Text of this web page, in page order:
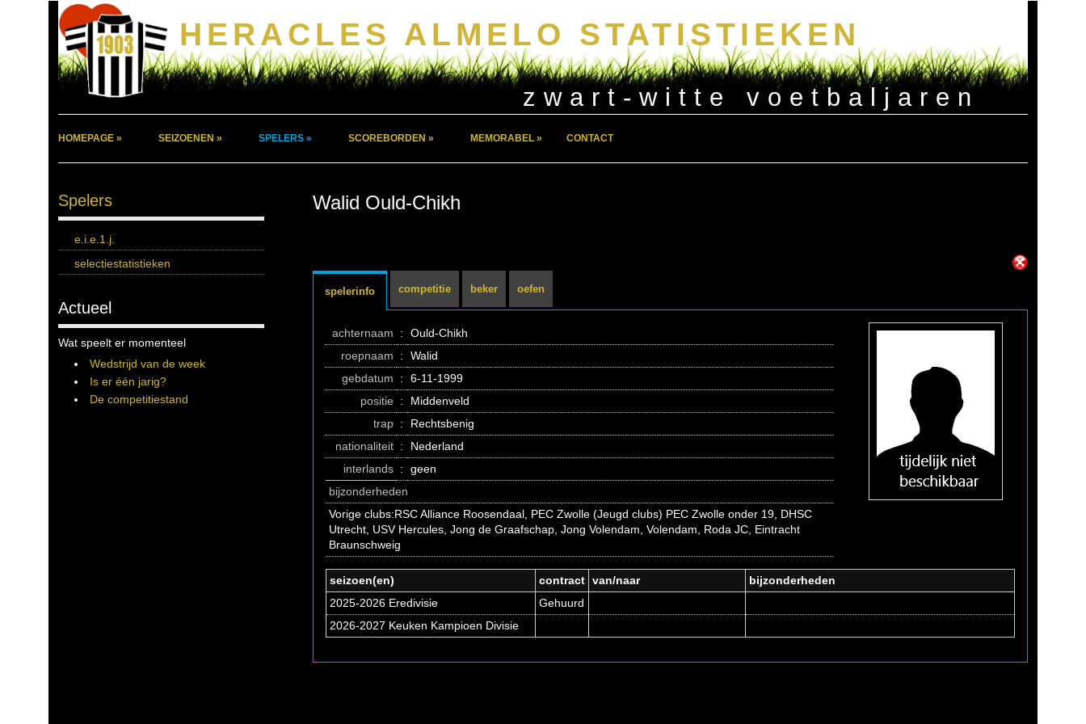
HERACLES ALMELO STATISTIEKEN
zwart-witte voetbaljaren
HOMEPAGE » SEIZOENEN » SPELERS » SCOREBORDEN » MEMORABEL » CONTACT
Spelers
e.i.e.1.j.
selectiestatistieken
Actueel
Wat speelt er momenteel
Wedstrijd van de week
Is er één jarig?
De competitiestand
Walid Ould-Chikh
spelerinfo competitie beker oefen
achternaam :
Ould-Chikh
roepnaam
:
Walid
gebdatum
:
6-11-1999
positie :
Middenveld
trap :
Rechtsbenig
nationaliteit :
Nederland
interlands :
geen
bijzonderheden
Vorige clubs:RSC Alliance Roosendaal, PEC Zwolle (Jeugd clubs) PEC Zwolle onder 19, DHSC
Utrecht, USV Hercules, Jong de Graafschap, Jong Volendam, Volendam, Roda JC, Eintracht
Braunschweig
seizoen(en) contract van/naar
bijzonderheden
2025-2026 Eredivisie
Gehuurd
2026-2027 Keuken Kampioen Divisie